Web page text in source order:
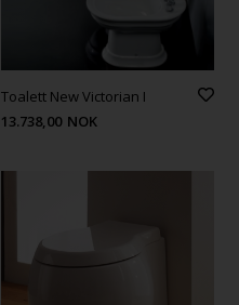
Toalett New Victorian I
13.738,00 NOK